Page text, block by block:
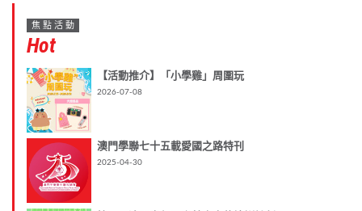
焦點活動
Hot
【活動推介】「小學雞」周圍玩
2026-07-08
澳門學聯七十五載愛國之路特刊
2025-04-30